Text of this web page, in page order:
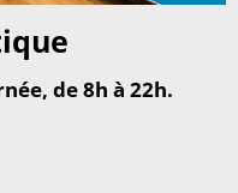
de 8h à 22h.